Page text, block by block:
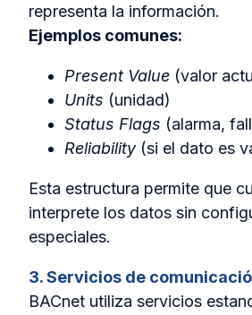
representa la información.
Ejemplos comunes:
Present Value (valor
Units (unidad)
Status Flags (alarma,
Reliability(si el dato es
Esta estructura permite que
interprete los datos sin
especiales.
3. Servicios de
BACnet utiliza servicios